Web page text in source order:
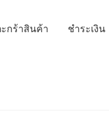
กร้าสินค้า ชำระเงิน